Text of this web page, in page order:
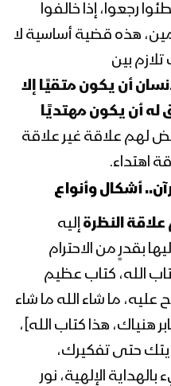
التاسعة والعشرون
عبدالملك بدرالدين
الثامنة والعشرون لقائد
بدرالدين الحوثي
السابعة والعشرون
عبدالملك بدرالدين
السادسة والعشرون
عبدالملك بدرالدين
الخامسة والعشرون
عبدالملك بدرالدين
رجعوا، إذا خالفوا
هذه قضية أساسية لا
بين
أن يكون متقيًا إلا
له أن يكون مهتديًا
لهم علاقة غير علاقة
اهتداء.
أشكال وأنواع
علاقة النظرة إليه
بقدرٍ من الاحترام
الله، كتاب عظيم
ما شاء الله ما شاء
هنياك، هذا كتاب الله]،
حتى تفكيرك،
الإلهية، نور